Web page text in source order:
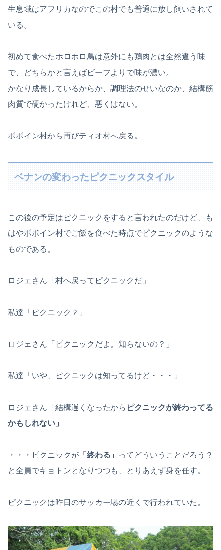
生息域はアフリカなのでこの村でも普通に放し飼いされて
いる。
初めて食べたホロホロ鳥は意外にも鶏肉とは全然違う味
で、どちらかと言えばビーフよりで味が濃い。
かなり成長しているからか、調理法のせいなのか、結構筋
肉質で硬かったけれど、悪くはない。
ボボイン村から再びティオ村へ戻る。
ベナンの変わったピクニックスタイル
この後の予定はピクニックをすると言われたのだけど、も
はやボボイン村でご飯を食べた時点でピクニックのような
ものである。
ロジェさん「村へ戻ってピクニックだ」
私達「ピクニック？」
ロジェさん「ピクニックだよ。知らないの？」
私達「いや、ピクニックは知ってるけど・・・」
ロジェさん「結構遅くなったから ピクニックが終わってる
かもしれない」
・・・ピクニックが 「終わる」 ってどういうことだろう？
と全員でキョトンとなりつつも、とりあえず身を任す。
ピクニックは昨日のサッカー場の近くで行われていた。